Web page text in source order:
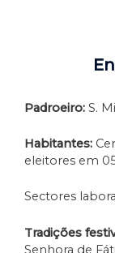
Padroeiro: S.
Habitantes:
eleitores em
Sectores
Tradições
Senhora de